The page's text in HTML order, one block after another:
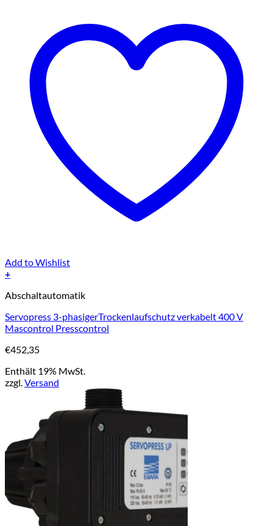
Add to Wishlist
+
Abschaltautomatik
Servopress 3-phasigerTrockenlaufschutz verkabelt 400 V
Mascontrol Presscontrol
€452,35
Enthält 19% MwSt.
zzgl.Versand